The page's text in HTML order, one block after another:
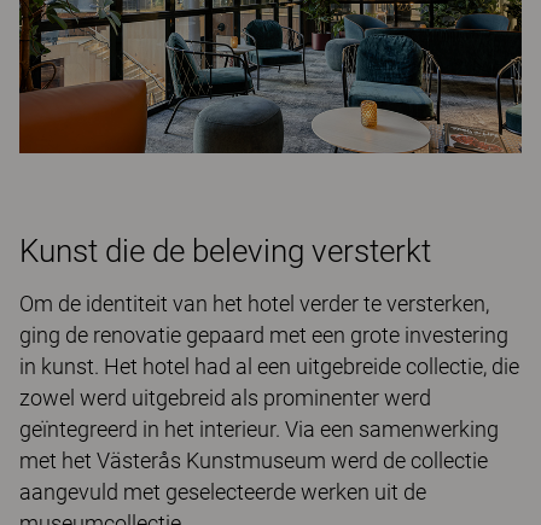
Kunst die de beleving versterkt
Om de identiteit van het hotel verder te versterken,
ging de renovatie gepaard met een grote investering
in kunst. Het hotel had al een uitgebreide collectie, die
zowel werd uitgebreid als prominenter werd
geïntegreerd in het interieur. Via een samenwerking
met het Västerås Kunstmuseum werd de collectie
aangevuld met geselecteerde werken uit de